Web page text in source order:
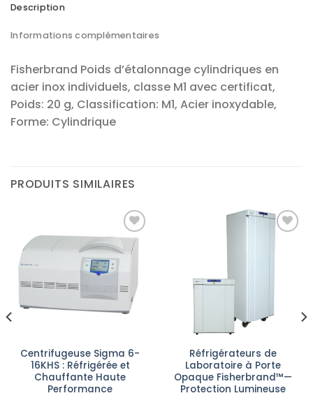
Description
Informations complémentaires
Fisherbrand Poids d’étalonnage cylindriques en
acier inox individuels, classe M1 avec certificat,
Poids: 20 g, Classification: M1, Acier inoxydable,
Forme: Cylindrique
PRODUITS SIMILAIRES
Ajouter
à la liste
d’envies
Centrifugeuse Sigma 6-
16KHS : Réfrigérée et
Chauffante Haute
Performance
Réfrigérateurs de
Laboratoire à Porte
Opaque Fisherbrand™—
Protection Lumineuse